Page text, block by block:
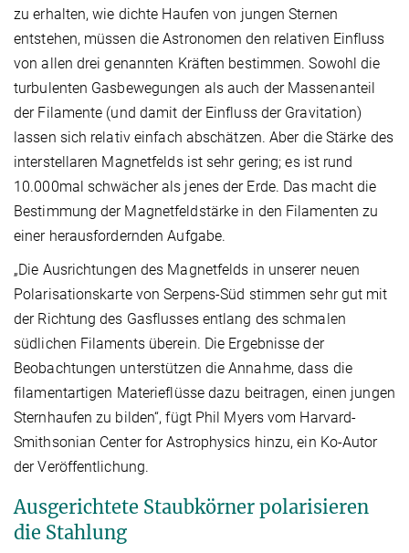
zu erhalten, wie dichte Haufen von jungen Sternen
entstehen, müssen die Astronomen den relativen Einfluss
von allen drei genannten Kräften bestimmen. Sowohl die
turbulenten Gasbewegungen als auch der Massenanteil
der Filamente (und damit der Einfluss der Gravitation)
lassen sich relativ einfach abschätzen. Aber die Stärke des
interstellaren Magnetfelds ist sehr gering; es ist rund
10.000mal schwächer als jenes der Erde. Das macht die
Bestimmung der Magnetfeldstärke in den Filamenten zu
einer herausfordernden Aufgabe.
„Die Ausrichtungen des Magnetfelds in unserer neuen
Polarisationskarte von Serpens-Süd stimmen sehr gut mit
der Richtung des Gasflusses entlang des schmalen
südlichen Filaments überein. Die Ergebnisse der
Beobachtungen unterstützen die Annahme, dass die
filamentartigen Materieflüsse dazu beitragen, einen jungen
Sternhaufen zu bilden“, fügt Phil Myers vom Harvard-
Smithsonian Center for Astrophysics hinzu, ein Ko-Autor
der Veröffentlichung.
Ausgerichtete Staubkörner polarisieren
die Stahlung